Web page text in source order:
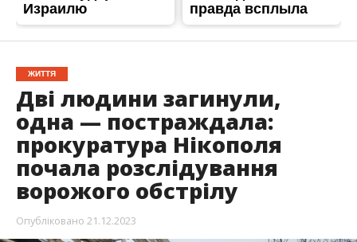
ЖИТТЯ
Дві людини загинули,
одна — постраждала:
прокуратура Нікополя
почала розслідування
ворожого обстрілу
Опубліковано 21.12.2023